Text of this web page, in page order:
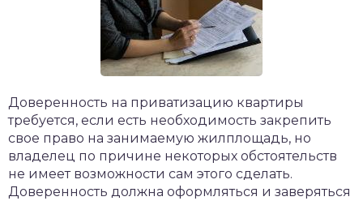
Доверенность на приватизацию квартиры
требуется, если есть необходимость закрепить
свое право на занимаемую жилплощадь, но
владелец по причине некоторых обстоятельств
не имеет возможности сам этого сделать.
Доверенность должна оформляться и заверяться